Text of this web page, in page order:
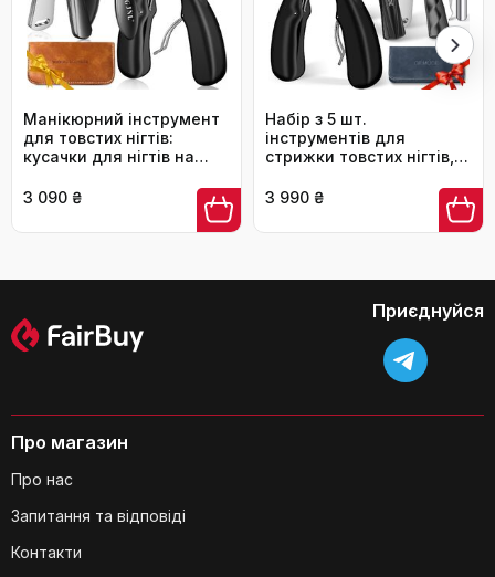
Чи зручно тримати кусачки у руці
людям з артритом?
Манікюрний інструмент
для товстих нігтів:
кусачки для нігтів на
професійні кусачки для
чоловіків, гострі кусачки
для нігтів з довгим
3 090 ₴
Набір з 5 шт.
інструментів для
стрижки товстих нігтів,
професійний, для
лікування врослого нігтя
3 990 ₴
Про магазин
Про нас
Запитання та відповіді
Контакти
Приєднуйся